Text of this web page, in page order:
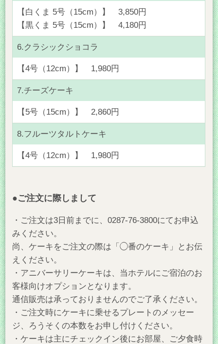
【白くま 5号（15cm）】 3,850円
【黒くま 5号（15cm）】 4,180円
6.クラシックショコラ
【4号（12cm）】 1,980円
7.チーズケーキ
【5号（15cm）】 2,860円
8.フルーツタルトケーキ
【4号（12cm）】 1,980円
●ご注文に際しまして
・ご注文は3日前までに、0287-76-3800にてお申込
みください。
尚、ケーキをご注文の際は「◯番のケーキ」とお伝
えください。
・アニバーサリーケーキは、当ホテルにご宿泊のお
客様向けオプションとなります。
通信販売は承っておりませんのでご了承ください。
・ご注文時にケーキに乗せるプレートのメッセー
ジ、ろうそくの本数をお申し付けください。
・ケーキは主にチェックイン後にお部屋、ご夕食時